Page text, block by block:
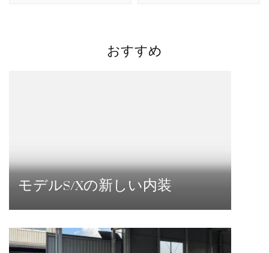
おすすめ
モデルS/Xの新しい内装